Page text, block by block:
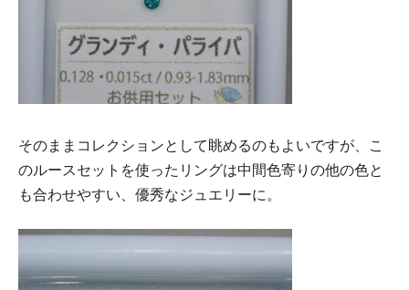
そのままコレクションとして眺めるのもよいですが、こ
のルースセットを使ったリングは中間色寄りの他の色と
も合わせやすい、優秀なジュエリーに。